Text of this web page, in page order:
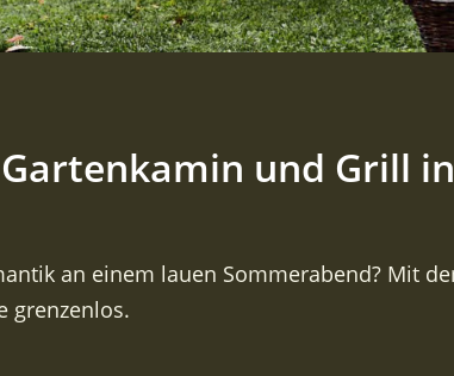
und Grill
an einem lauen Sommerabend? Mit
grenzenlos.